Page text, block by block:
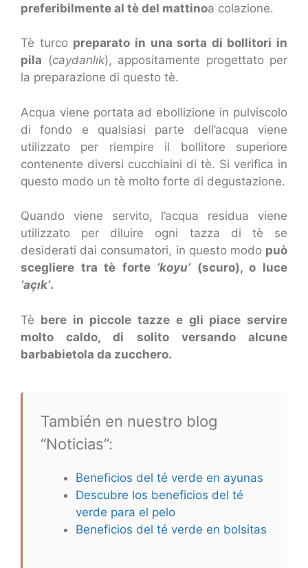
preferibilmente al tè del mattinoa colazione.
Tè turco preparato in una sorta di bollitori in
pila (caydanlık), appositamente progettato per
la preparazione di questo tè.
Acqua viene portata ad ebollizione in pulviscolo
di fondo e qualsiasi parte dell’acqua viene
utilizzato per riempire il bollitore superiore
contenente diversi cucchiaini di tè. Si verifica in
questo modo un tè molto forte di degustazione.
Quando viene servito, l’acqua residua viene
utilizzato per diluire ogni tazza di tè se
desiderati dai consumatori, in questo modo può
scegliere tra tè forte ‘koyu’(scuro), o luce
‘açık’.
Tè bere in piccole tazze e gli piace servire
molto caldo, di solito versando alcune
barbabietola da zucchero.
También en nuestro blog
“Noticias”:
Beneficios del té verde en ayunas
Descubre los beneficios del té
verde para el pelo
Beneficios del té verde en bolsitas